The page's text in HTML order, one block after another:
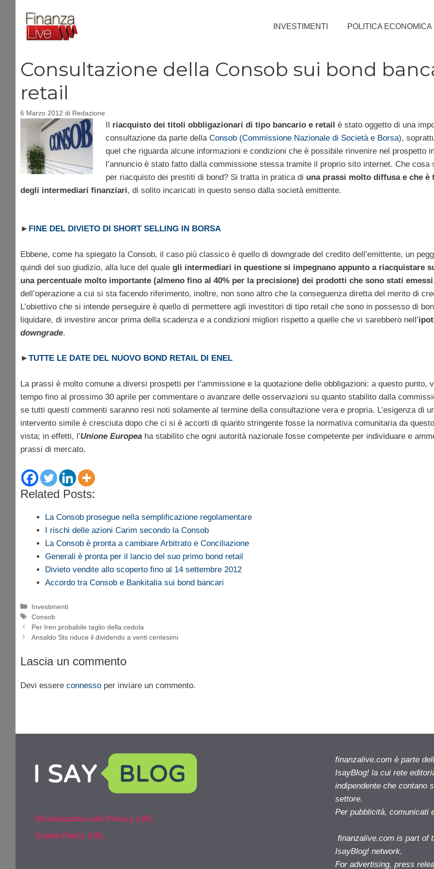
contenuto
INVESTIMENTI POLITICA ECONOMICA
Consultazione della Consob sui bond
retail
6 Marzo 2012 di Redazione
Il riacquisto dei titoli obbligazionari di tipo bancario e retail è stato oggetto di una
consultazione da parte della Consob (Commissione Nazionale di Società e Borsa),
quel che riguarda alcune informazioni e condizioni che è possibile rinvenire nel prospetto
l’annuncio è stato fatto dalla commissione stessa tramite il proprio sito internet. Che cosa
per riacquisto dei prestiti di bond? Si tratta in pratica di una prassi molto diffusa e che è
degli intermediari finanziari, di solito incaricati in questo senso dalla società emittente.
► FINE DEL DIVIETO DI SHORT SELLING IN BORSA
Ebbene, come ha spiegato la Consob, il caso più classico è quello di downgrade del credito dell’emittente, un
quindi del suo giudizio, alla luce del quale gli intermediari in questione si impegnano appunto a riacquistare
una percentuale molto importante (almeno fino al 40% per la precisione) dei prodotti che sono stati emessi
dell’operazione a cui si sta facendo riferimento, inoltre, non sono altro che la conseguenza diretta del merito di
L’obiettivo che si intende perseguire è quello di permettere agli investitori di tipo retail che sono in possesso di
liquidare, di investire ancor prima della scadenza e a condizioni migliori rispetto a quelle che vi sarebbero nell’
downgrade.
► TUTTE LE DATE DEL NUOVO BOND RETAIL DI ENEL
La prassi è molto comune a diversi prospetti per l’ammissione e la quotazione delle obbligazioni: a questo punto,
tempo fino al prossimo 30 aprile per commentare o avanzare delle osservazioni su quanto stabilito dalla
se tutti questi commenti saranno resi noti solamente al termine della consultazione vera e propria. L’esigenza di
intervento simile è cresciuta dopo che ci si è accorti di quanto stringente fosse la normativa comunitaria da
vista; in effetti, l’Unione Europea ha stabilito che ogni autorità nazionale fosse competente per individuare e
prassi di mercato.
Related Posts:
La Consob prosegue nella semplificazione regolamentare
I rischi delle azioni Carim secondo la Consob
La Consob è pronta a cambiare Arbitrato e Conciliazione
Generali è pronta per il lancio del suo primo bond retail
Divieto vendite allo scoperto fino al 14 settembre 2012
Accordo tra Consob e Bankitalia sui bond bancari
Categorie
Investimenti
Tag
Consob
Per Iren probabile taglio della cedola
Ansaldo Sts riduce il dividendo a venti centesimi
Lascia un commento
Devi essere connesso per inviare un commento.
Dichiarazione sulla Privacy (UE)
Cookie Policy (UE)
finanzalive.com è parte
IsayBlog! la cui rete
indipendente che contano
settore.
Per pubblicità, comunicati
finanzalive.com is part of
IsayBlog! network.
For advertising, press